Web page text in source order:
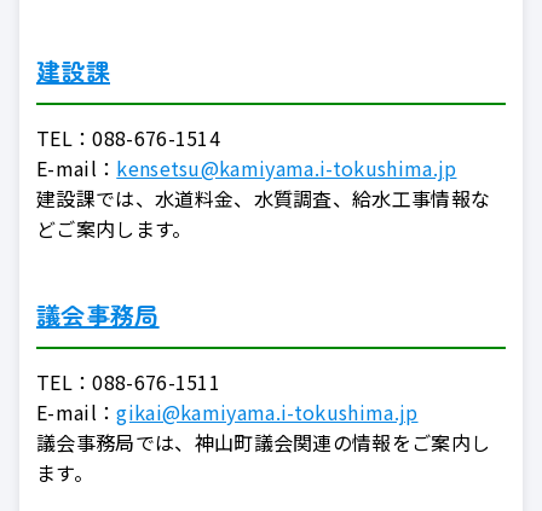
建設課
TEL：088-676-1514
E-mail： kensetsu@kamiyama.i-tokushima.jp
建設課では、水道料金、水質調査、給水工事情報な
どご案内します。
議会事務局
TEL：088-676-1511
E-mail：gikai@kamiyama.i-tokushima.jp
議会事務局では、神山町議会関連の情報をご案内し
ます。